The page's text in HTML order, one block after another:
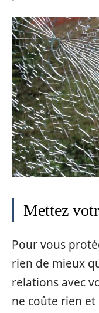
Mettez
Pour vous
rien de mieux
relations avec
ne coûte rien et